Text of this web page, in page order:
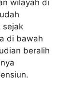
wilayah di
sejak
di bawah
beralih